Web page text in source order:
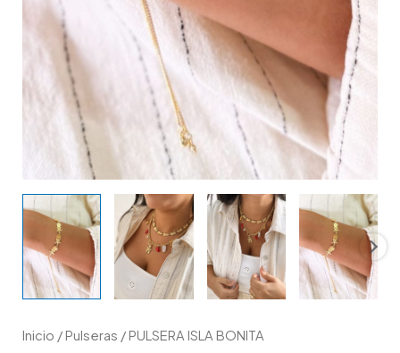
Inicio /Pulseras / PULSERA ISLA BONITA